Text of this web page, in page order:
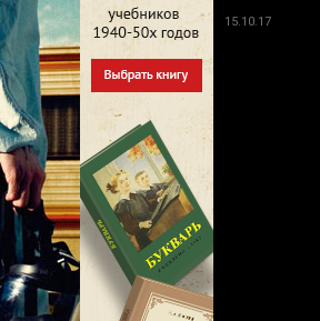
15.10.17